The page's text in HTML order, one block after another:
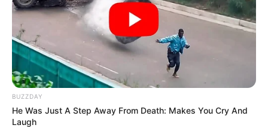
BUZZDAY
He Was Just A Step Away From Death: Makes You Cry And
Laugh